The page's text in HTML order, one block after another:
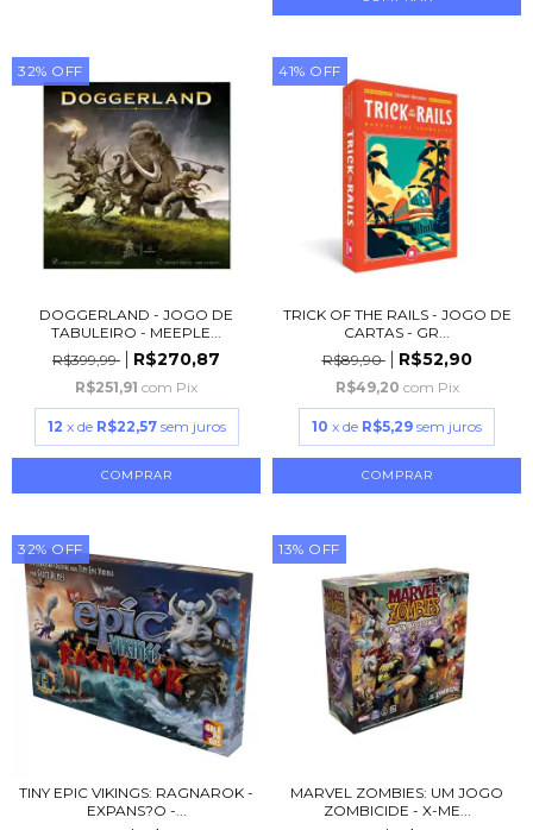
32% OFF
DOGGERLAND - JOGO DE
TABULEIRO - MEEPLE...
R$399,99
R$270,87
R$251,91 com Pix
12 x de R$22,57 sem juros
41% OFF
TRICK OF THE RAILS - JOGO DE
CARTAS - GR...
R$89,90
R$52,90
R$49,20 com Pix
10 x de R$5,29 sem juros
32% OFF
TINY EPIC VIKINGS: RAGNAROK -
EXPANS?O -...
13% OFF
MARVEL ZOMBIES: UM JOGO
ZOMBICIDE - X-ME...